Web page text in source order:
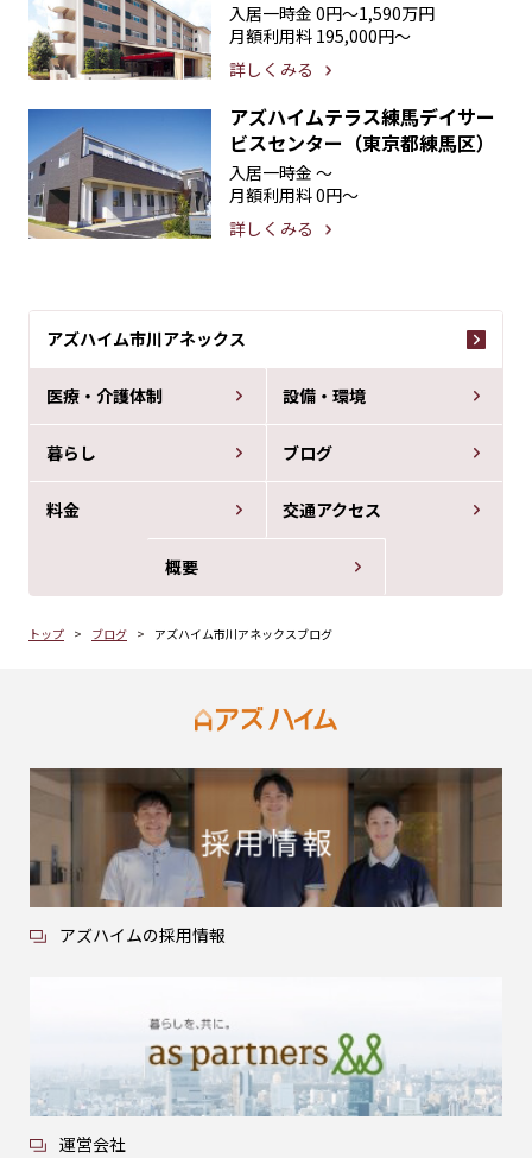
アズハイム市川アネックス
医療・介護体制 設備・環境
暮らし ブログ
料金 交通アクセス
概要
トップ ブログ アズハイム市川アネックスブログ
入居一時金 0円〜1,590万円
月額利用料 195,000円〜
詳しくみる
アズハイムテラス練馬デイサー
ビスセンター（東京都練馬区）
入居一時金 〜
月額利用料0円〜
詳しくみる
アズハイムの採用情報
運営会社